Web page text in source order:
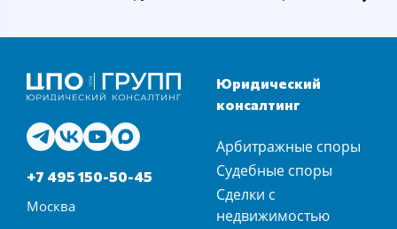
+7 495 150-50-45
Москва
Юридический
консалтинг
Арбитражные споры
Судебные споры
Сделки с
недвижимостью